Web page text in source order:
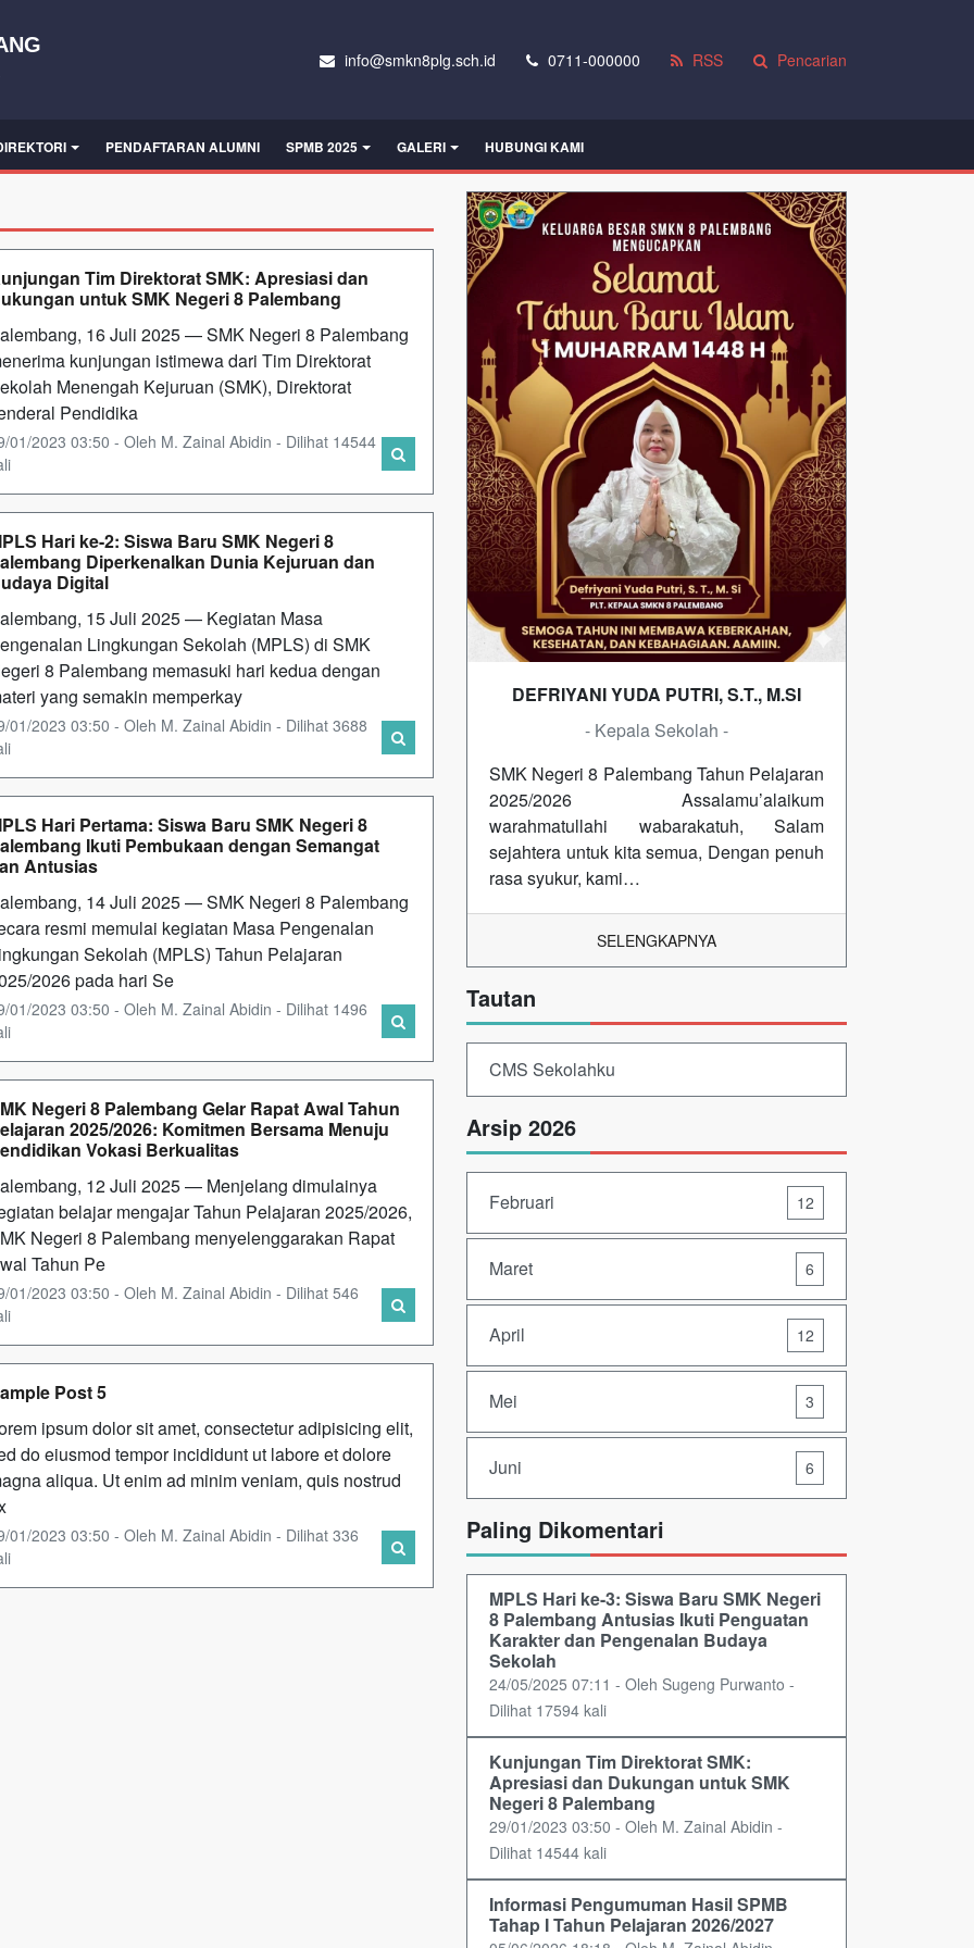
info@smkn8plg.sch.id 0711-000000 RSS Pencarian
PENDAFTARAN ALUMNI SPMB 2025 GALERI HUBUNGI KAMI
Tim Direktorat SMK: Apresiasi dan
untuk SMK Negeri 8 Palembang
16 Juli 2025 — SMK Negeri 8 Palembang
kunjungan istimewa dari Tim Direktorat
Menengah Kejuruan (SMK), Direktorat
Pendidika
01/2023 03:50 - Oleh M. Zainal Abidin - Dilihat 14544
Hari ke-2: Siswa Baru SMK Negeri 8
Diperkenalkan Dunia Kejuruan dan
Digital
15 Juli 2025 — Kegiatan Masa
Lingkungan Sekolah (MPLS) di SMK
8 Palembang memasuki hari kedua dengan
yang semakin memperkay
01/2023 03:50 - Oleh M. Zainal Abidin - Dilihat 3688
Hari Pertama: Siswa Baru SMK Negeri 8
Ikuti Pembukaan dengan Semangat
Antusias
14 Juli 2025 — SMK Negeri 8 Palembang
resmi memulai kegiatan Masa Pengenalan
Sekolah (MPLS) Tahun Pelajaran
2026 pada hari Se
01/2023 03:50 - Oleh M. Zainal Abidin - Dilihat 1496
Negeri 8 Palembang Gelar Rapat Awal Tahun
2025/2026: Komitmen Bersama Menuju
Vokasi Berkualitas
12 Juli 2025 — Menjelang dimulainya
belajar mengajar Tahun Pelajaran 2025/2026,
Negeri 8 Palembang menyelenggarakan Rapat
Tahun Pe
01/2023 03:50 - Oleh M. Zainal Abidin - Dilihat 546
Post 5
ipsum dolor sit amet, consectetur adipisicing elit,
do eiusmod tempor incididunt ut labore et dolore
aliqua. Ut enim ad minim veniam, quis nostrud
01/2023 03:50 - Oleh M. Zainal Abidin - Dilihat 336
DEFRIYANI YUDA PUTRI, S.T., M.SI
- Kepala Sekolah -
SMK Negeri 8 Palembang Tahun Pelajaran
2025/2026 Assalamu’alaikum
warahmatullahi wabarakatuh, Salam
sejahtera untuk kita semua, Dengan penuh
rasa syukur, kami…
SELENGKAPNYA
Tautan
CMS Sekolahku
Arsip 2026
Februari 12
Maret 6
April 12
Mei 3
Juni 6
Paling Dikomentari
MPLS Hari ke-3: Siswa Baru SMK Negeri
8 Palembang Antusias Ikuti Penguatan
Karakter dan Pengenalan Budaya
Sekolah
24/05/2025 07:11 - Oleh Sugeng Purwanto -
Dilihat 17594 kali
Kunjungan Tim Direktorat SMK:
Apresiasi dan Dukungan untuk SMK
Negeri 8 Palembang
29/01/2023 03:50 - Oleh M. Zainal Abidin -
Dilihat 14544 kali
Informasi Pengumuman Hasil SPMB
Tahap I Tahun Pelajaran 2026/2027